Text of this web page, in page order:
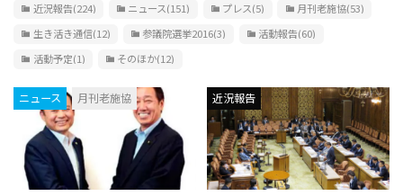
近況報告(224) ニュース(151) プレス(5) 月刊老施協(53)
生き活き通信(12) 参議院選挙2016(3) 活動報告(60)
活動予定(1) そのほか(12)
ニュース 月刊老施協 近況報告